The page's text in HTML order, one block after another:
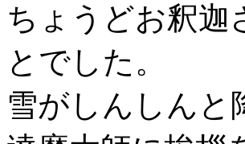
ちょうどお釈迦
とでした。
雪がしんしんと